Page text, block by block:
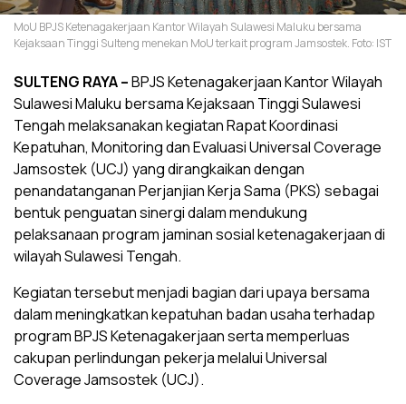
MoU BPJS Ketenagakerjaan Kantor Wilayah Sulawesi Maluku bersama
Kejaksaan Tinggi Sulteng menekan MoU terkait program Jamsostek. Foto: IST
SULTENG RAYA –BPJS Ketenagakerjaan Kantor Wilayah
Sulawesi Maluku bersama Kejaksaan Tinggi Sulawesi
Tengah melaksanakan kegiatan Rapat Koordinasi
Kepatuhan, Monitoring dan Evaluasi Universal Coverage
Jamsostek (UCJ) yang dirangkaikan dengan
penandatanganan Perjanjian Kerja Sama (PKS) sebagai
bentuk penguatan sinergi dalam mendukung
pelaksanaan program jaminan sosial ketenagakerjaan di
wilayah Sulawesi Tengah.
Kegiatan tersebut menjadi bagian dari upaya bersama
dalam meningkatkan kepatuhan badan usaha terhadap
program BPJS Ketenagakerjaan serta memperluas
cakupan perlindungan pekerja melalui Universal
Coverage Jamsostek (UCJ).